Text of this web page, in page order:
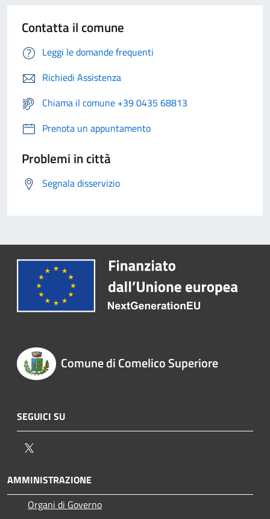
Contatta il comune
Leggi le domande frequenti
Richiedi Assistenza
Chiama il comune +39 0435 68813
Prenota un appuntamento
Problemi in città
Segnala disservizio
Comune di Comelico Superiore
SEGUICI SU
AMMINISTRAZIONE
Organi di Governo